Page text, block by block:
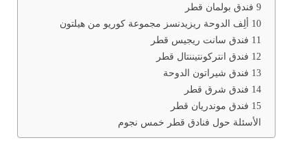
9 فندق بولمان قطر
10 ألِف الدوحة ريزيدنسز مجموعة كوريو من هيلتون
11 فندق سانت ريجيس قطر
12 فندق انتركونتيننتال قطر
13 فندق شيراتون الدوحة
14 فندق شرق قطر
15 فندق موندريان قطر
الأسئلة حول فنادق قطر خمس نجوم